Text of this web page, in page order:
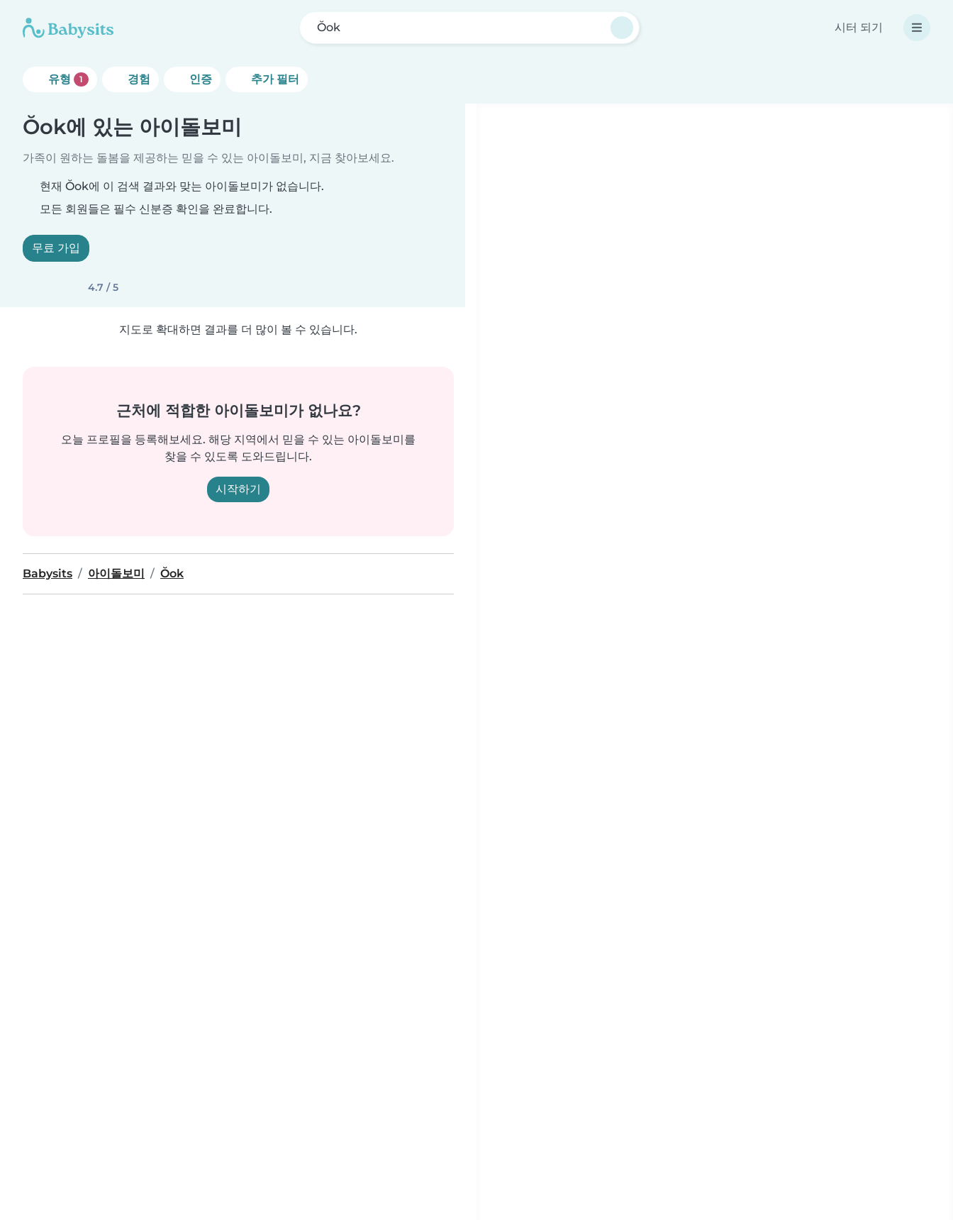
Ŏok 시터 되기
유형 1 경험 인증 추가 필터
Ŏok에 있는 아이돌보미
가족이 원하는 돌봄을 제공하는 믿을 수 있는 아이돌보미, 지금 찾아보세요.
현재 Ŏok에 이 검색 결과와 맞는 아이돌보미가 없습니다.
모든 회원들은 필수 신분증 확인을 완료합니다.
무료 가입
4.7 / 5
지도로 확대하면 결과를 더 많이 볼 수 있습니다.
근처에 적합한 아이돌보미가 없나요?
오늘 프로필을 등록해보세요. 해당 지역에서 믿을 수 있는 아이돌보미를
찾을 수 있도록 도와드립니다.
시작하기
Babysits 아이돌보미 Ŏok